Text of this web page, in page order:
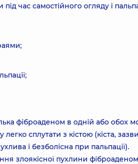
час самостійного огляду і
фіброаденом в одній або обох
сплутати з кістою (кіста,
і безболісна при пальпації).
злоякісної пухлини